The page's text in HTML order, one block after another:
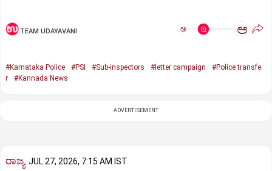
TEAM UDAYAVANI ಅ ಅ
#Karnataka Police #PSI #Sub-inspectors #letter campaign
#Police transfe
r
#Kannada News
ADVERTISEMENT
ರಾಜ್ಯ JUL 27, 2026, 7:15 AM IST